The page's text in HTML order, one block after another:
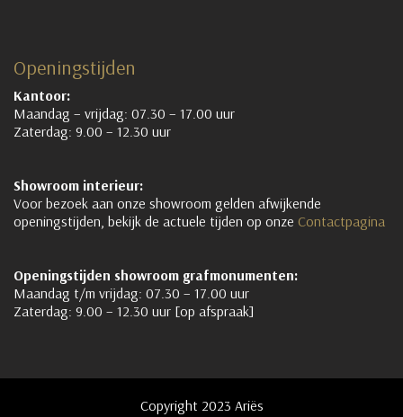
Openingstijden
Kantoor:
Maandag – vrijdag: 07.30 – 17.00 uur
Zaterdag: 9.00 – 12.30 uur
Showroom interieur:
Voor bezoek aan onze showroom gelden afwijkende
openingstijden, bekijk de actuele tijden op onze Contactpagina
Openingstijden showroom grafmonumenten:
Maandag t/m vrijdag: 07.30 – 17.00 uur
Zaterdag: 9.00 – 12.30 uur [op afspraak]
Copyright 2023 Ariës